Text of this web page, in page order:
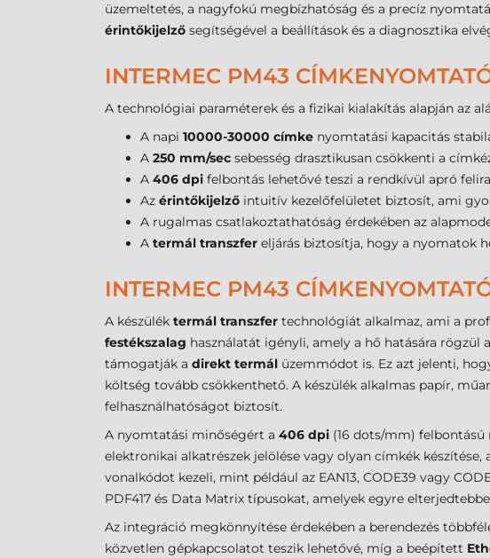
üzemeltetés, a nagyfokú megbízhatóság és a precíz
érintőkijelző segítségével a beállítások és a diagnosztika
INTERMEC PM43
A technológiai paraméterek és a fizikai kialakítás alapján az
A napi 10000-30000 címke nyomtatási kapacitás
A 250 mm/sec sebesség drasztikusan csökkenti a
A 406 dpi felbontás lehetővé teszi a rendkívül apró
Az érintőkijelző intuitív kezelőfelületet biztosít, ami
A rugalmas csatlakoztathatóság érdekében az
A termál transzfer eljárás biztosítja, hogy a nyomatok
INTERMEC PM43
A készülék termál transzfer technológiát alkalmaz, ami a
festékszalag használatát igényli, amely a hő hatására
támogatják a direkt termál üzemmódot is. Ez azt jelenti,
költség tovább csökkenthető. A készülék alkalmas papír,
felhasználhatóságot biztosít.
A nyomtatási minőségért a 406 dpi (16 dots/mm)
elektronikai alkatrészek jelölése vagy olyan címkék
vonalkódot kezeli, mint például az EAN13, CODE39 vagy
PDF417 és Data Matrix típusokat, amelyek egyre
Az integráció megkönnyítése érdekében a berendezés
közvetlen gépkapcsolatot teszik lehetővé, míg a beépített